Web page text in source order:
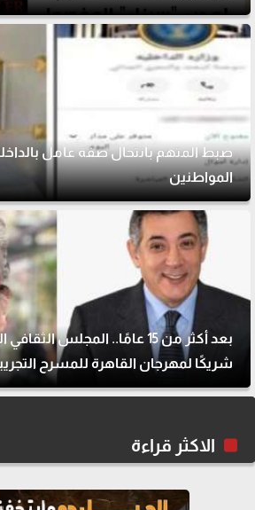
ضبط المتهم بانتحال صفة عامل
المواطنين
بعد أكثر من 15 عامًا.. المجلس
شريكًا لمهرجان القاهرة للمسرح
الاكثر قراءة